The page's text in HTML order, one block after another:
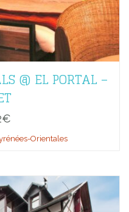
@ EL PORTAL –
€
Orientales